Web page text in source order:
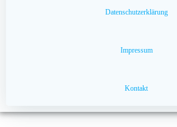
Datenschutzerklärung
Impressum
Kontakt